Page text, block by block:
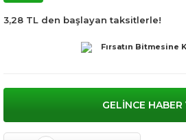
3,28 TL den başlayan taksitlerle!
Fırsatın Bitmesine
GELİNCE HABER